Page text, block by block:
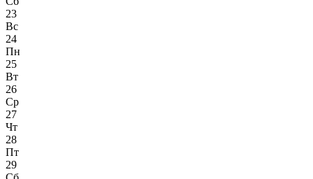
23
Вс
24
Пн
25
Вт
26
Ср
27
Чт
28
Пт
29